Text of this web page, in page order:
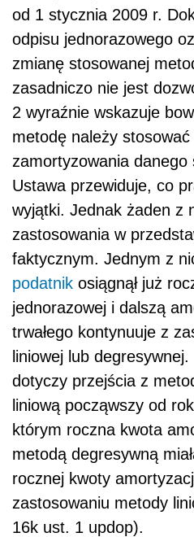
od 1 stycznia 2009 r.
odpisu jednorazowego
zmianę stosowanej
zasadniczo nie jest
2 wyraźnie wskazuje
metodę należy stosować
zamortyzowania danego
Ustawa przewiduje, co
wyjątki. Jednak żaden z
zastosowania w
faktycznym. Jednym z
podatnik osiągnął już
jednorazowej i dalszą
trwałego kontynuuje z
liniowej lub
dotyczy przejścia z
liniową począwszy od
którym roczna kwota
metodą degresywną
rocznej kwoty
zastosowaniu metody
16k ust. 1 updop).